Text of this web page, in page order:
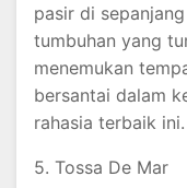
pasir di
tumbuhan yang
menemukan
bersantai dalam
rahasia terbaik ini.
5. Tossa De Mar